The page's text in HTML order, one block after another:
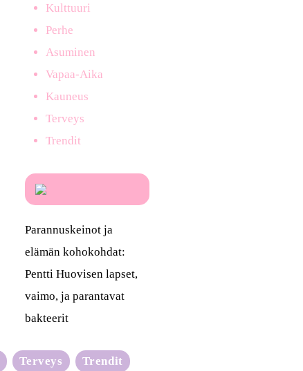
Kulttuuri
Perhe
Asuminen
Vapaa-Aika
Kauneus
Terveys
Trendit
Parannuskeinot ja
elämän kohokohdat:
Pentti Huovisen lapset,
vaimo, ja parantavat
bakteerit
Terveys Trendit